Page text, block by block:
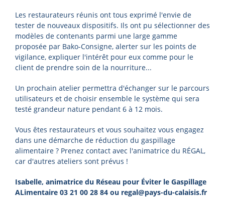
Les restaurateurs réunis ont tous exprimé l'envie de
tester de nouveaux dispositifs. Ils ont pu sélectionner des
modèles de contenants parmi une large gamme
proposée par Bako-Consigne, alerter sur les points de
vigilance, expliquer l'intérêt pour eux comme pour le
client de prendre soin de la nourriture...
Un prochain atelier permettra d'échanger sur le parcours
utilisateurs et de choisir ensemble le système qui sera
testé grandeur nature pendant 6 à 12 mois.
Vous êtes restaurateurs et vous souhaitez vous engagez
dans une démarche de réduction du gaspillage
alimentaire ? Prenez contact avec l'animatrice du RÉGAL,
car d'autres ateliers sont prévus !
Isabelle, animatrice du Réseau pour Éviter le Gaspillage
ALimentaire 03 21 00 28 84 ou regal@pays-du-calaisis.fr